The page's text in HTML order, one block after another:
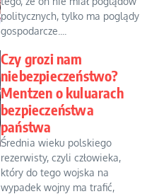
politycznych, tylko ma poglądy
gospodarcze....
Czy grozi nam
niebezpieczeństwo?
Mentzen o kuluarach
bezpieczeństwa
państwa
Średnia wieku polskiego
rezerwisty, czyli człowieka,
który do tego wojska na
wypadek wojny ma trafić,